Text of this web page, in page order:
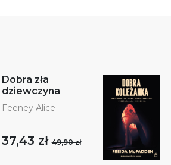
Dobra zła
dziewczyna
Feeney Alice
37,43 zł49,90 zł